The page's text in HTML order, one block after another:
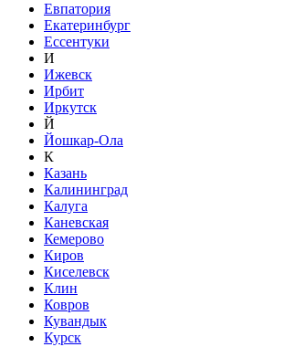
Евпатория
Екатеринбург
Ессентуки
И
Ижевск
Ирбит
Иркутск
Й
Йошкар-Ола
К
Казань
Калининград
Калуга
Каневская
Кемерово
Киров
Киселевск
Клин
Ковров
Кувандык
Курск